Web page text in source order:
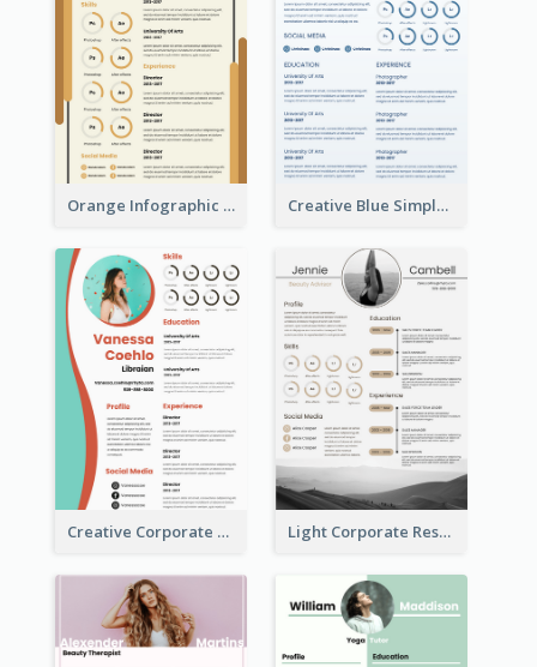
Orange Infographic Market Analyst Resume Creative Blue Simple Resume
Creative Corporate Teal Resume Light Corporate Resume